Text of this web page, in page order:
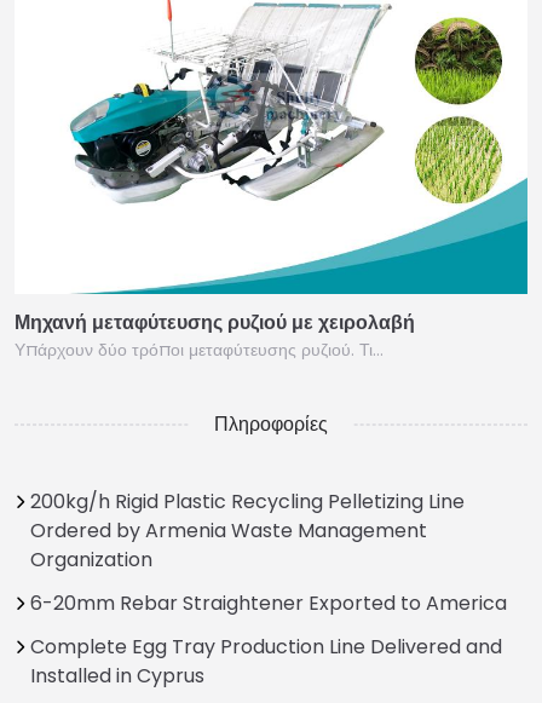
Μηχανή μεταφύτευσης ρυζιού με χειρολαβή
Υπάρχουν δύο τρόποι μεταφύτευσης ρυζιού. Τι…
Πληροφορίες
200kg/h Rigid Plastic Recycling Pelletizing Line
Ordered by Armenia Waste Management
Organization
6-20mm Rebar Straightener Exported to America
Complete Egg Tray Production Line Delivered and
Installed in Cyprus